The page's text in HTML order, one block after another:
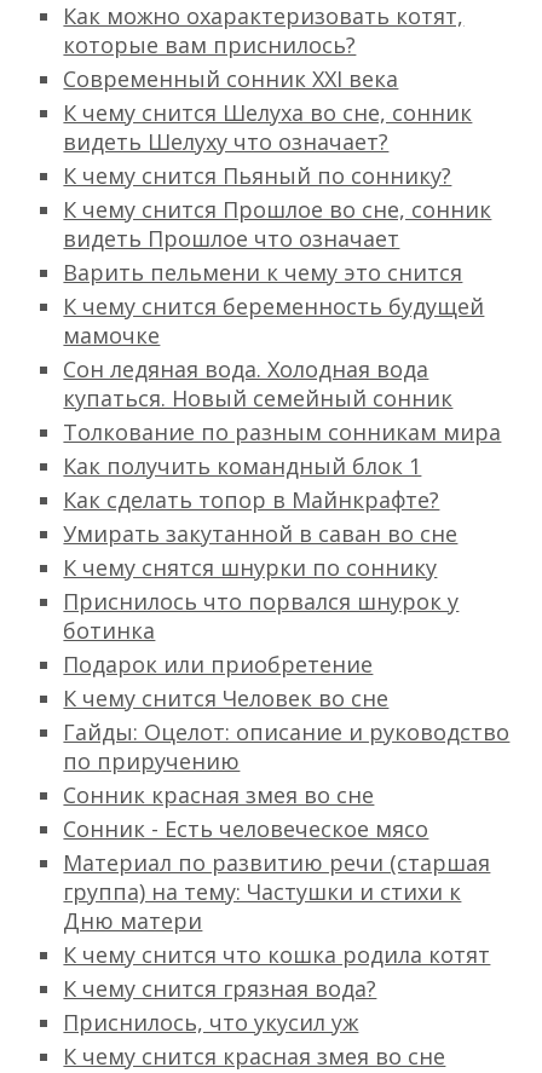
Как можно охарактеризовать котят,
которые вам приснилось?
Современный сонник ХХI века
К чему снится Шелуха во сне, сонник
видеть Шелуху что означает?
К чему снится Пьяный по соннику?
К чему снится Прошлое во сне, сонник
видеть Прошлое что означает
Варить пельмени к чему это снится
К чему снится беременность будущей
мамочке
Сон ледяная вода. Холодная вода
купаться. Новый семейный сонник
Толкование по разным сонникам мира
Как получить командный блок 1
Как сделать топор в Майнкрафте?
Умирать закутанной в саван во сне
К чему снятся шнурки по соннику
Приснилось что порвался шнурок у
ботинка
Подарок или приобретение
К чему снится Человек во сне
Гайды: Оцелот: описание и руководство
по приручению
Сонник красная змея во сне
Сонник - Есть человеческое мясо
Материал по развитию речи (старшая
группа) на тему: Частушки и стихи к
Дню матери
К чему снится что кошка родила котят
К чему снится грязная вода?
Приснилось, что укусил уж
К чему снится красная змея во сне